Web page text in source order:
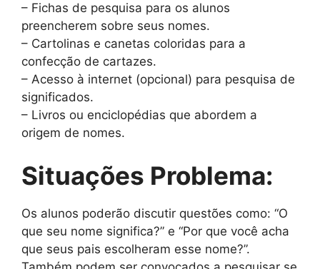
– Fichas de pesquisa para os alunos
preencherem sobre seus nomes.
– Cartolinas e canetas coloridas para a
confecção de cartazes.
– Acesso à internet (opcional) para pesquisa de
significados.
– Livros ou enciclopédias que abordem a
origem de nomes.
Situações Problema:
Os alunos poderão discutir questões como: “O
que seu nome significa?” e “Por que você acha
que seus pais escolheram esse nome?”.